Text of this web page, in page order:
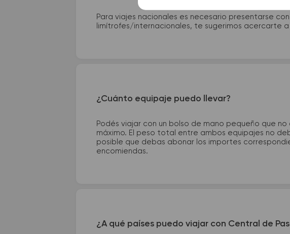
Para viajes nacionales es necesario presentarse
limítrofes/internacionales, te sugerimos acercarte
¿Cuánto equipaje puedo llevar?
Podés viajar con un bolso de mano pequeño que
máximo. El peso total entre ambos equipajes no
posible que debas abonar los importes
encomiendas.
¿A qué países puedo viajar con Central de